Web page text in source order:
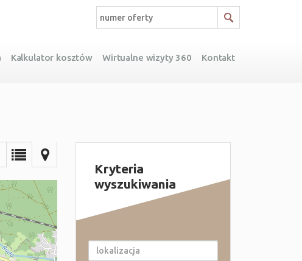
Kalkulator kosztów Wirtualne wizyty 360 Kontakt
Kryteria
wyszukiwania